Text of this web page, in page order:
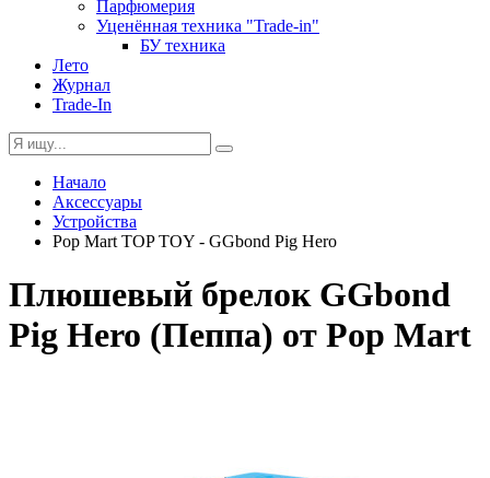
Парфюмерия
Уценённая техника "Trade-in"
БУ техника
Лето
Журнал
Trade-In
Начало
Аксессуары
Устройства
Pop Mart TOP TOY - GGbond Pig Hero
Плюшевый брелок GGbond
Pig Hero (Пеппа) от Pop Mart